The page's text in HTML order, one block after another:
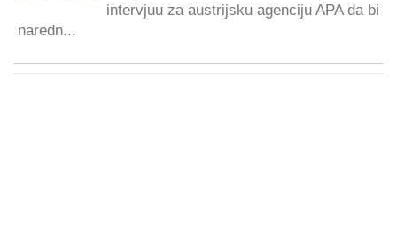
intervjuu za austrijsku agenciju APA da bi
naredn...